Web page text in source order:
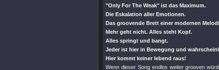
"Only For The Weak" ist das Maximum.
Die Eskalation aller Emotionen.
Das groovende Brett einer modernen
Mehr geht nicht. Alles steht Kopf.
Alles springt und bangt.
Jeder ist hier in Bewegung und
Hier kommt keiner lebend raus!
Wenn dieser Song endlos weiter grooven